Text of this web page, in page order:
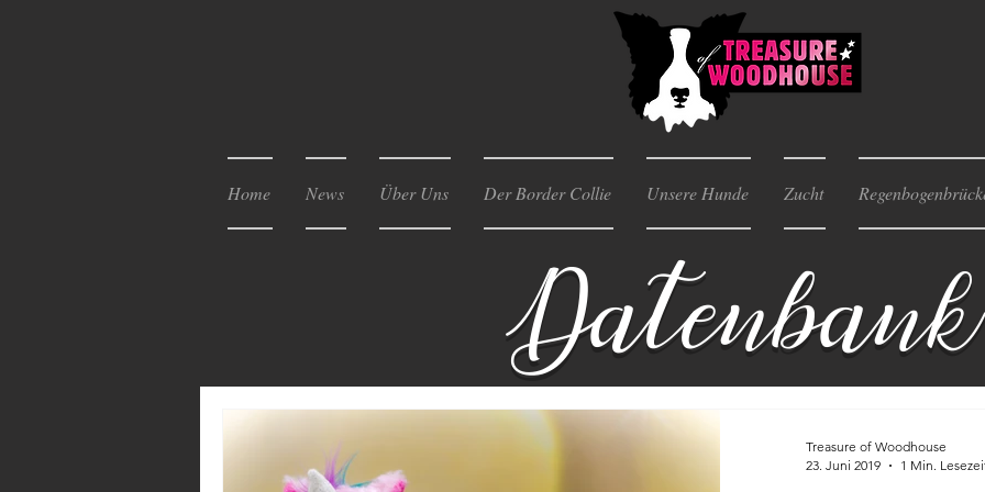
Home News Über Uns Der Border Collie Unsere Hunde Zucht
Treasure of Woodhouse
23. Juni 2019
1 Min.
Datenbank